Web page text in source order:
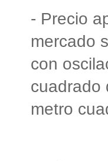
- Precio
mercado
con
cuadrado
metro